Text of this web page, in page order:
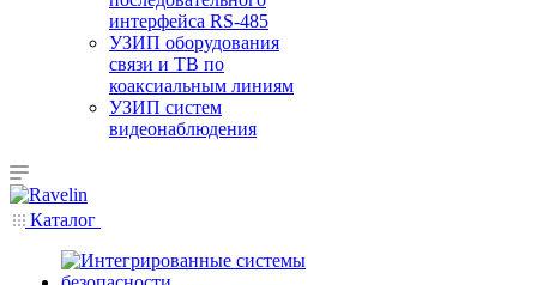
интерфейса RS-485
УЗИП оборудования
связи и ТВ по
коаксиальным линиям
УЗИП систем
видеонаблюдения
Каталог